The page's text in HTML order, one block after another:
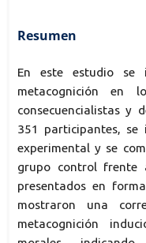
Resumen
En este estudio se
metacognición en
consecuencialistas y
351 participantes, se
experimental y se
grupo control frente
presentados en
mostraron una
metacognición